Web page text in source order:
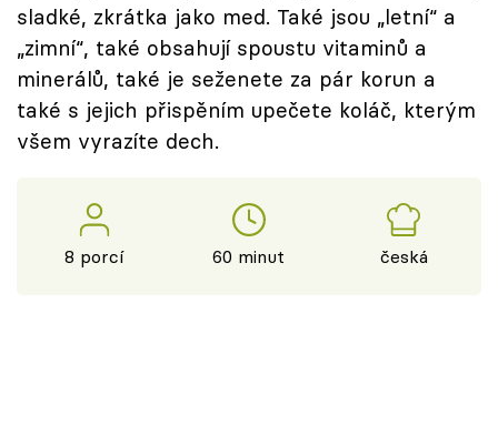
Přihlášení
Sledujte nás
sladké, zkrátka jako med. Také jsou „letní“ a
„zimní“, také obsahují spoustu vitaminů a
minerálů, také je seženete za pár korun a
také s jejich přispěním upečete koláč, kterým
všem vyrazíte dech.
8 porcí 60 minut česká